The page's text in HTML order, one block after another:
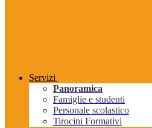
Servizi
Panoramica
Famiglie e studenti
Personale scolastico
Tirocini Formativi